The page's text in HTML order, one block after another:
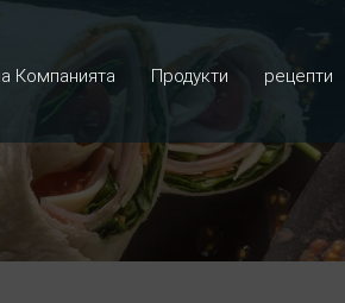
Компанията Продукти рецепти